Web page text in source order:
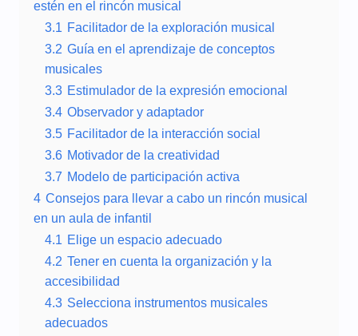
estén en el rincón musical
3.1 Facilitador de la exploración musical
3.2 Guía en el aprendizaje de conceptos
musicales
3.3 Estimulador de la expresión emocional
3.4 Observador y adaptador
3.5 Facilitador de la interacción social
3.6 Motivador de la creatividad
3.7 Modelo de participación activa
4 Consejos para llevar a cabo un rincón musical
en un aula de infantil
4.1 Elige un espacio adecuado
4.2 Tener en cuenta la organización y la
accesibilidad
4.3 Selecciona instrumentos musicales
adecuados